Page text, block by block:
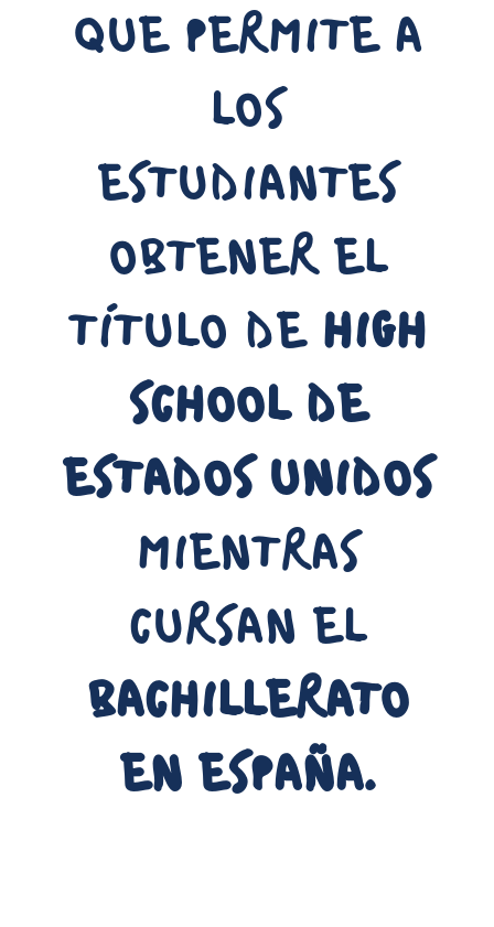
QUE PERMITE A
LOS
ESTUDIANTES
OBTENER EL
TÍTULO DE HIGH
SCHOOL DE
ESTADOS UNIDOS
MIENTRAS
CURSAN EL
BACHILLERATO
EN ESPAÑA.